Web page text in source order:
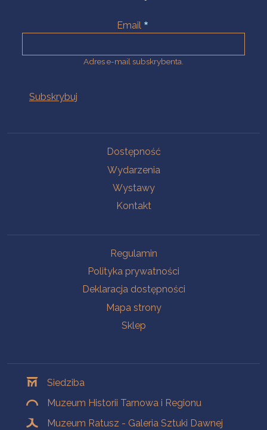
Email
Adres e-mail subskrybenta.
Dostępność
Wydarzenia
Wystawy
Kontakt
Regulamin
Polityka prywatności
Deklaracja dostępności
Mapa strony
Sklep
Siedziba
Muzeum Historii Tarnowa i Regionu
Muzeum Ratusz - Galeria Sztuki Dawnej